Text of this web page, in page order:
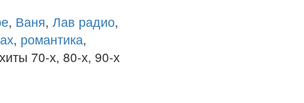
, Ваня, Лав радио,
, романтика,
70-х, 80-х, 90-х